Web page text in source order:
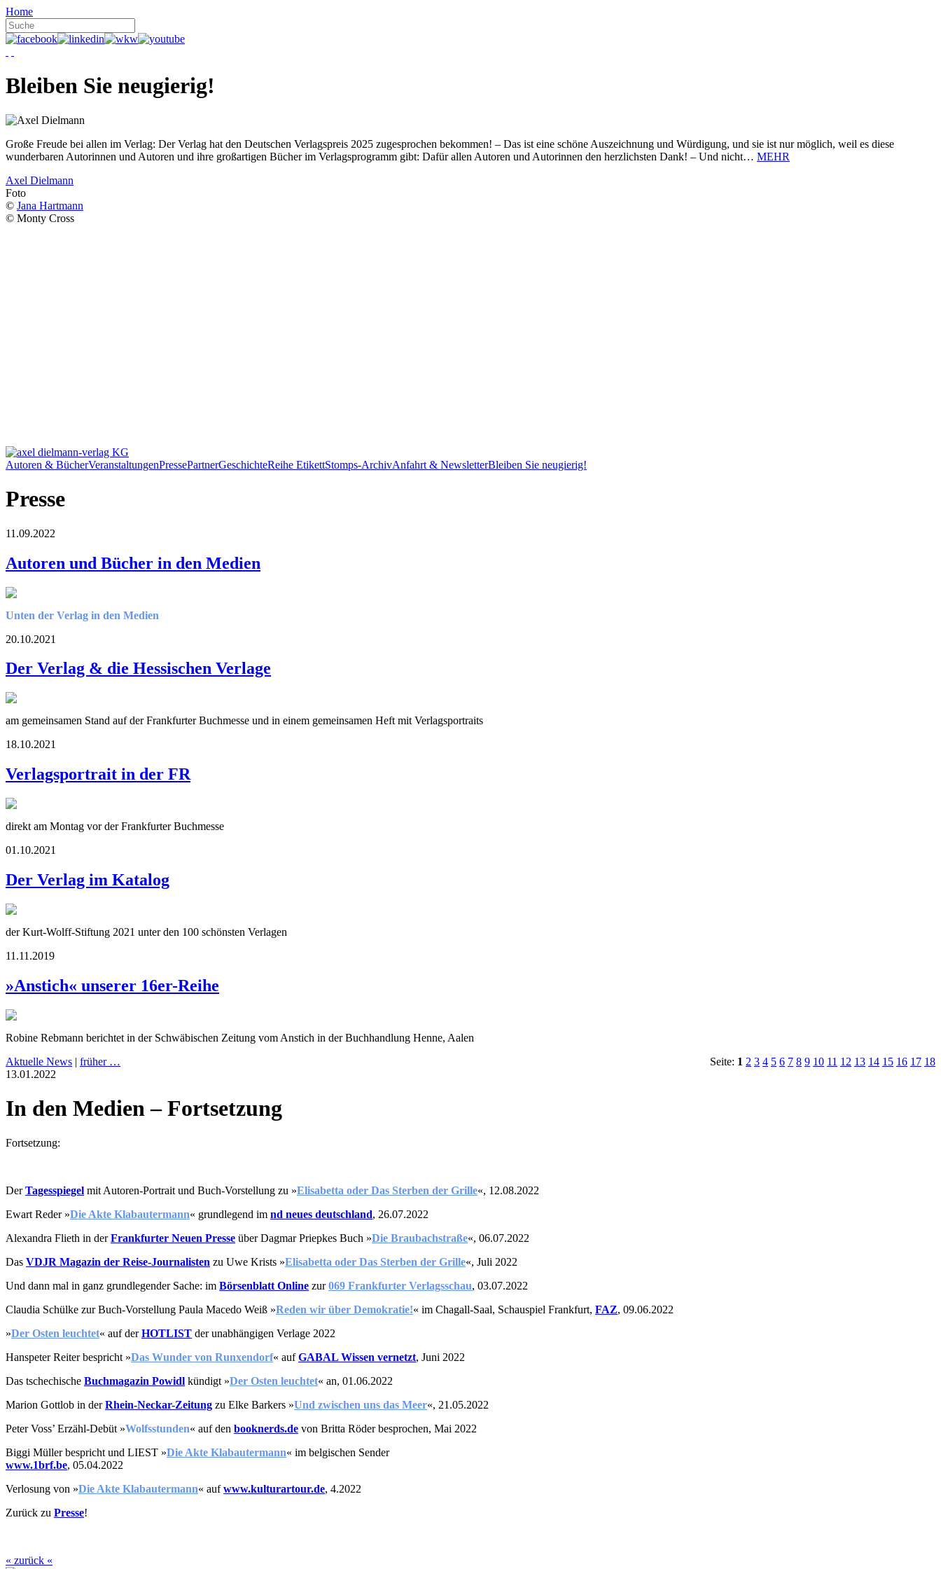
Home
Bleiben Sie neugierig!
Große Freude bei allen im Verlag: Der Verlag hat den Deutschen Verlagspreis 2025 zugesprochen bekommen! – Das ist eine schöne Auszeichnung und Würdigung, und sie ist nur möglich, weil es diese
wunderbaren Autorinnen und Autoren und ihre großartigen Bücher im Verlagsprogramm gibt: Dafür allen Autoren und Autorinnen den herzlichsten Dank! – Und nicht… MEHR
Axel Dielmann
Foto
© Jana Hartmann
© Monty Cross
Autoren & BücherVeranstaltungenPressePartnerGeschichteReihe EtikettStomps-ArchivAnfahrt & NewsletterBleiben Sie neugierig!
Presse
11.09.2022
Autoren und Bücher in den Medien
Unten der Verlag in den Medien
20.10.2021
Der Verlag & die Hessischen Verlage
am gemeinsamen Stand auf der Frankfurter Buchmesse und in einem gemeinsamen Heft mit Verlagsportraits
18.10.2021
Verlagsportrait in der FR
direkt am Montag vor der Frankfurter Buchmesse
01.10.2021
Der Verlag im Katalog
der Kurt-Wolff-Stiftung 2021 unter den 100 schönsten Verlagen
11.11.2019
»Anstich« unserer 16er-Reihe
Robine Rebmann berichtet in der Schwäbischen Zeitung vom Anstich in der Buchhandlung Henne, Aalen
Aktuelle News | früher … Seite: 1 2 3 4 5 6 7 8 9 10 11 12 13 14 15 16 17 18
13.01.2022
In den Medien – Fortsetzung
Fortsetzung:
DerTagesspiegel mit Autoren-Portrait und Buch-Vorstellung zu »Elisabetta oder Das Sterben der Grille«, 12.08.2022
Ewart Reder »Die Akte Klabautermann« grundlegend im nd neues deutschland, 26.07.2022
Alexandra Flieth in der Frankfurter Neuen Presse über Dagmar Priepkes Buch »Die Braubachstraße«, 06.07.2022
Das VDJR Magazin der Reise-Journalisten zu Uwe Krists »Elisabetta oder Das Sterben der Grille«, Juli 2022
Und dann mal in ganz grundlegender Sache: im Börsenblatt Online zur069 Frankfurter Verlagsschau, 03.07.2022
Claudia Schülke zur Buch-Vorstellung Paula Macedo Weiß »Reden wir über Demokratie!« im Chagall-Saal, Schauspiel Frankfurt, FAZ, 09.06.2022
»Der Osten leuchtet« auf derHOTLIST der unabhängigen Verlage 2022
Hanspeter Reiter bespricht »Das Wunder von Runxendorf« auf GABAL Wissen vernetzt, Juni 2022
Das tschechische Buchmagazin Powidl kündigt »Der Osten leuchtet« an, 01.06.2022
Marion Gottlob in derRhein-Neckar-Zeitung zu Elke Barkers »Und zwischen uns das Meer«, 21.05.2022
Peter Voss’ Erzähl-Debüt »Wolfsstunden« auf den booknerds.de von Britta Röder besprochen, Mai 2022
Biggi Müller bespricht und LIEST »Die Akte Klabautermann« im belgischen Sender
www.1brf.be, 05.04.2022
Verlosung von »Die Akte Klabautermann« auf www.kulturartour.de, 4.2022
Zurück zu Presse!
« zurück «